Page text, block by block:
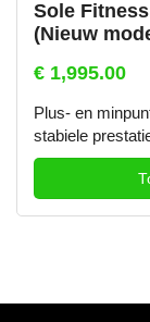
Sole
(Nieuw
€1,995.00
Plus- en
stabiele
extra
x 152,5 cm
ontwerp met